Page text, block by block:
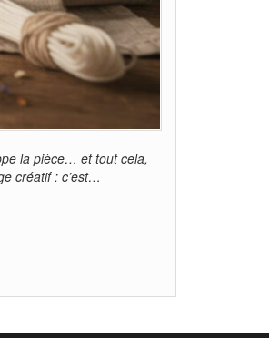
la pièce… et tout cela,
créatif : c’est…